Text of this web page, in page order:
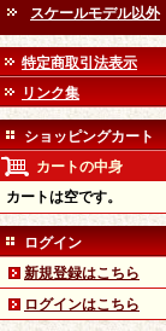
スケールモデル以外
特定商取引法表示
リンク集
ショッピングカート
カートの中身
カートは空です。
ログイン
新規登録はこちら
ログインはこちら